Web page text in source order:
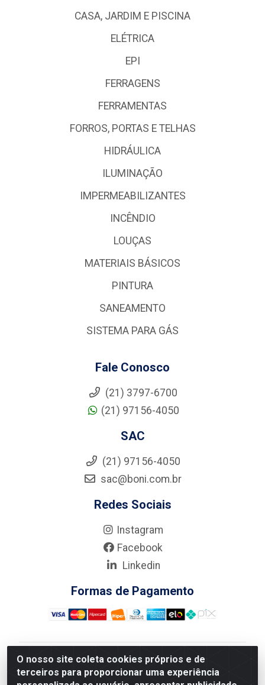
O nosso site coleta cookies próprios e de
terceiros para proporcionar uma experiência
CASA, JARDIM E PISCINA
ELÉTRICA
EPI
FERRAGENS
FERRAMENTAS
FORROS, PORTAS E TELHAS
HIDRÁULICA
ILUMINAÇÃO
IMPERMEABILIZANTES
INCÊNDIO
LOUÇAS
MATERIAIS BÁSICOS
PINTURA
SANEAMENTO
SISTEMA PARA GÁS
Fale Conosco
(21) 3797-6700
(21) 97156-4050
SAC
(21) 97156-4050
sac@boni.com.br
Redes Sociais
Instagram
Facebook
Linkedin
Formas de Pagamento
Nova Boni Distribuidora de Material de Construção LTDA
- Rua Alice Tibiriçá, 330 - Vila Da Penha, Rio de